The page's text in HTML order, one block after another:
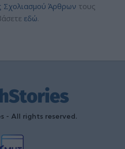
Σχολιασμού Άρθρων τους
εδώ.
- All rights reserved.